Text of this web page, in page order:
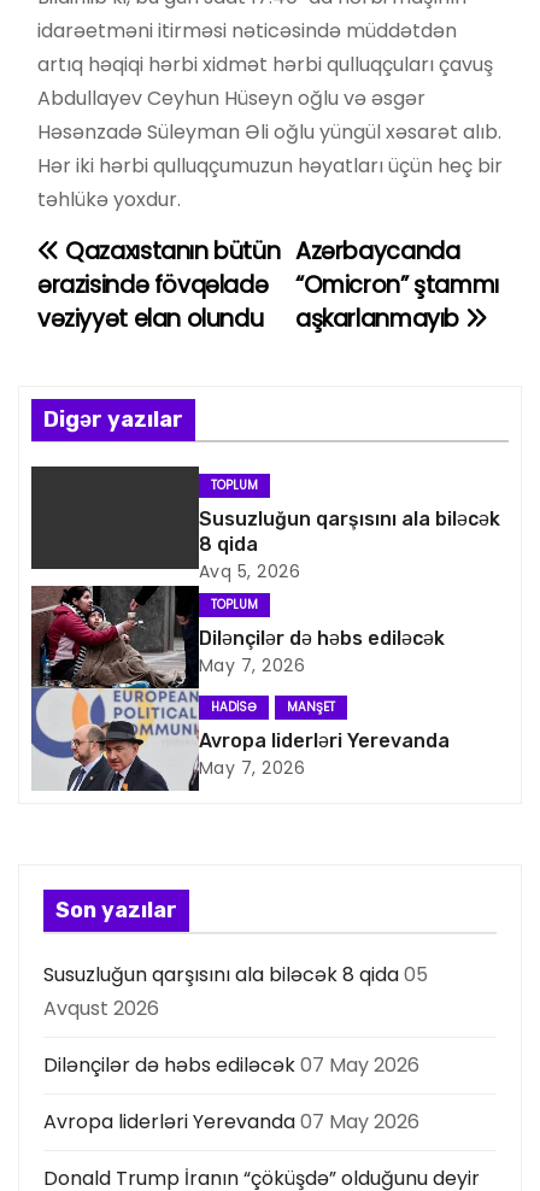
idarəetməni itirməsi nəticəsində müddətdən
artıq həqiqi hərbi xidmət hərbi qulluqçuları çavuş
Abdullayev Ceyhun Hüseyn oğlu və əsgər
Həsənzadə Süleyman Əli oğlu yüngül xəsarət alıb.
Hər iki hərbi qulluqçumuzun həyatları üçün heç bir
təhlükə yoxdur.
Y
a
ı
n
v
i
q
a
s
a
s
ı
Azərbaycanda
“Omicron” ştammı
aşkarlanmayıb
Qazaxıstanın bütün
ərazisində fövqəladə
vəziyyət elan olundu
Digər yazılar
TOPLUM
Susuzluğun qarşısını ala biləcək
8 qida
Avq 5, 2026
TOPLUM
Dilənçilər də həbs ediləcək
May 7, 2026
HADISƏ MANŞET
Avropa liderləri Yerevanda
May 7, 2026
Son yazılar
Susuzluğun qarşısını ala biləcək 8 qida05
Avqust 2026
Dilənçilər də həbs ediləcək07 May 2026
Avropa liderləri Yerevanda07 May 2026
Donald Trump İranın “çöküşdə” olduğunu deyir